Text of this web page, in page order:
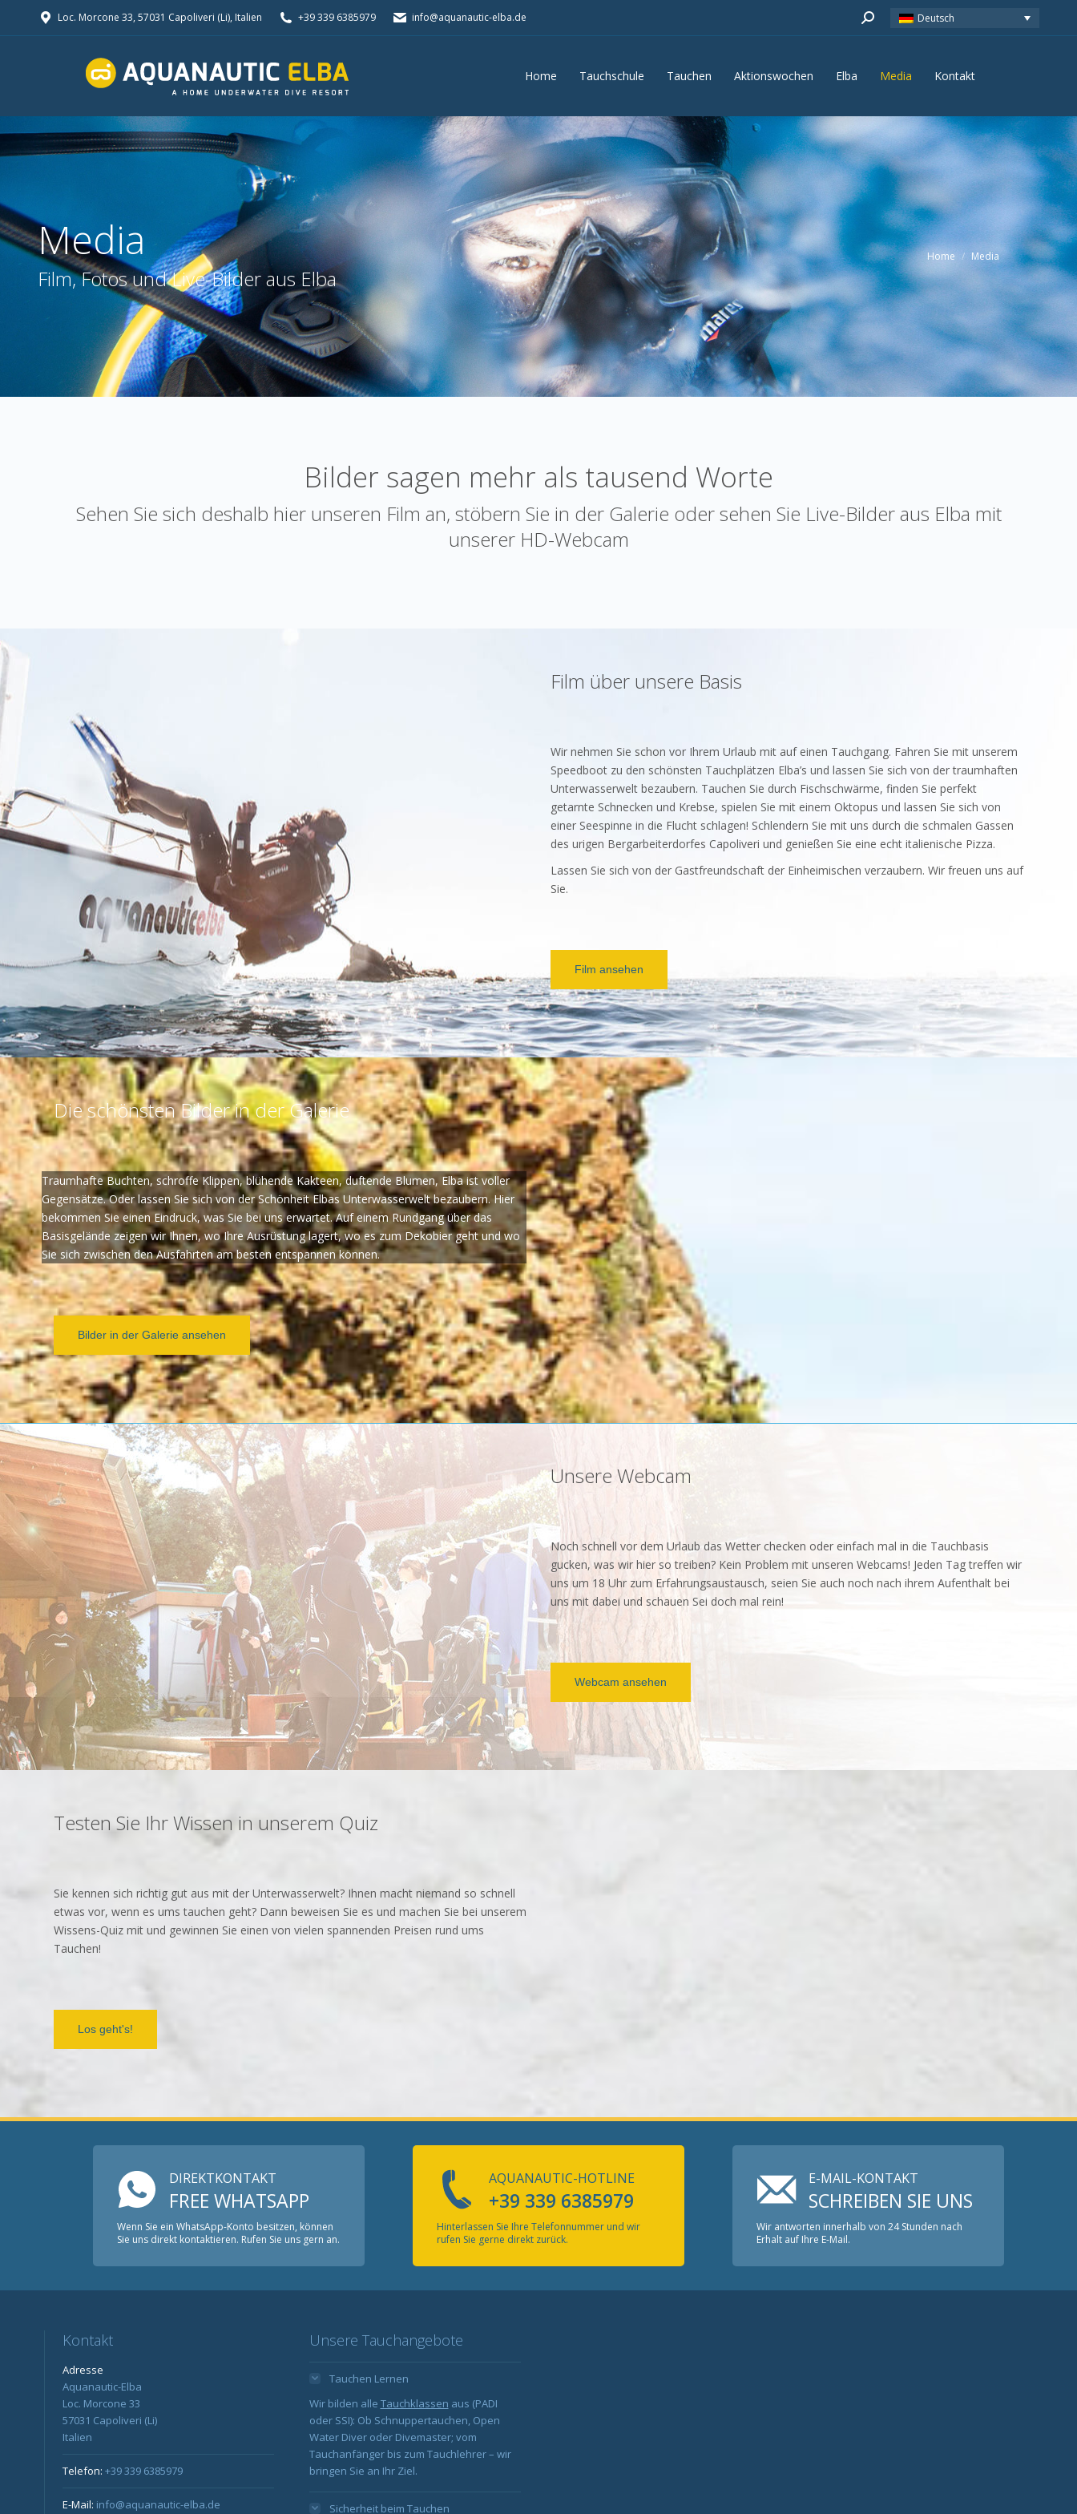
Loc. Morcone 33, 57031 Capoliveri (Li), Italien +39 339 6385979 info@aquanautic-elba.de Search: Deutsch
Home Tauchschule Tauchen Aktionswochen Elba Media Kontakt
Media
Film, Fotos und Live-Bilder aus Elba
You are here: Home Media
Bilder sagen mehr als tausend Worte
Sehen Sie sich deshalb hier unseren Film an, stöbern Sie in der Galerie oder sehen Sie Live-Bilder aus Elba mit
unserer HD-Webcam
Film über unsere Basis
Wir nehmen Sie schon vor Ihrem Urlaub mit auf einen Tauchgang. Fahren Sie mit unserem
Speedboot zu den schönsten Tauchplätzen Elba’s und lassen Sie sich von der traumhaften
Unterwasserwelt bezaubern. Tauchen Sie durch Fischschwärme, finden Sie perfekt
getarnte Schnecken und Krebse, spielen Sie mit einem Oktopus und lassen Sie sich von
einer Seespinne in die Flucht schlagen! Schlendern Sie mit uns durch die schmalen Gassen
des urigen Bergarbeiterdorfes Capoliveri und genießen Sie eine echt italienische Pizza.
Lassen Sie sich von der Gastfreundschaft der Einheimischen verzaubern. Wir freuen uns auf
Sie.
Film ansehen
Die schönsten Bilder in der Galerie
Traumhafte Buchten, schroffe Klippen, blühende Kakteen, duftende Blumen, Elba ist voller
Gegensätze. Oder lassen Sie sich von der Schönheit Elbas Unterwasserwelt bezaubern. Hier
bekommen Sie einen Eindruck, was Sie bei uns erwartet. Auf einem Rundgang über das
Basisgelände zeigen wir Ihnen, wo Ihre Ausrüstung lagert, wo es zum Dekobier geht und wo
Sie sich zwischen den Ausfahrten am besten entspannen können.
Bilder in der Galerie ansehen
Unsere Webcam
Noch schnell vor dem Urlaub das Wetter checken oder einfach mal in die Tauchbasis
gucken, was wir hier so treiben? Kein Problem mit unseren Webcams! Jeden Tag treffen wir
uns um 18 Uhr zum Erfahrungsaustausch, seien Sie auch noch nach ihrem Aufenthalt bei
uns mit dabei und schauen Sei doch mal rein!
Webcam ansehen
Testen Sie Ihr Wissen in unserem Quiz
Sie kennen sich richtig gut aus mit der Unterwasserwelt? Ihnen macht niemand so schnell
etwas vor, wenn es ums tauchen geht? Dann beweisen Sie es und machen Sie bei unserem
Wissens-Quiz mit und gewinnen Sie einen von vielen spannenden Preisen rund ums
Tauchen!
Los geht's!
DIREKTKONTAKT
FREE WHATSAPP
Wenn Sie ein WhatsApp-Konto besitzen, können
Sie uns direkt kontaktieren. Rufen Sie uns gern an.
AQUANAUTIC-HOTLINE
+39 339 6385979
Hinterlassen Sie Ihre Telefonnummer und wir
rufen Sie gerne direkt zurück.
E-MAIL-KONTAKT
SCHREIBEN SIE UNS
Wir antworten innerhalb von 24 Stunden nach
Erhalt auf Ihre E-Mail.
Kontakt
Adresse
Aquanautic-Elba
Loc. Morcone 33
57031 Capoliveri (Li)
Italien
Telefon: +39 339 6385979
E-Mail: info@aquanautic-elba.de
Unsere Tauchangebote
Tauchen Lernen
Wir bilden alle Tauchklassen aus (PADI
oder SSI): Ob Schnuppertauchen, Open
Water Diver oder Divemaster; vom
Tauchanfänger bis zum Tauchlehrer – wir
bringen Sie an Ihr Ziel.
Sicherheit beim Tauchen
Home Media Kontakt